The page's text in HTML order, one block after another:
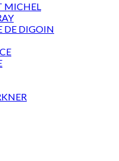
MICHEL
DE DIGOIN